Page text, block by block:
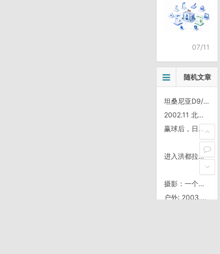
07/11
随机文章
坦桑尼亚D9/0806
2002.11 北京，香山～八大处～模式口，游走
赢球后，日本保守派抗议中国历史教科书
进入洪都拉斯
摄影：一个扭曲照片的分析
户外: 2003.06 北京～门头沟斋堂水库 骑行往返(80km*2)